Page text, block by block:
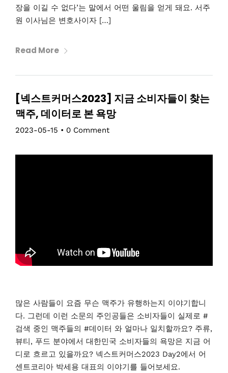
장을 이길 수 없다’는 말에서 어떤 울림을 얻게 돼요. 서주
원 이사님은 변호사이자 […]
Read More
[넥스트커머스2023] 지금 소비자들이 찾는
맥주, 데이터로 본 욕망
2023-05-15 • 0 Comment
많은 사람들이 요즘 무슨 맥주가 유행하는지 이야기합니
다. 그런데 이런 소문의 주인공들은 소비자들이 실제로 #
검색 중인 맥주들의 #데이터 와 얼마나 일치할까요? 주류,
뷰티, 푸드 분야에서 대한민국 소비자들의 욕망은 지금 어
디로 흐르고 있을까요? 넥스트커머스2023 Day2에서 어
센트코리아 박세용 대표의 이야기를 들어보세요.